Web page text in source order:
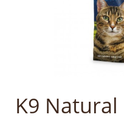
K9 Natural